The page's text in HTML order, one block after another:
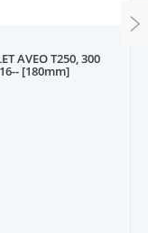
AVEO T250, 300
[180mm]